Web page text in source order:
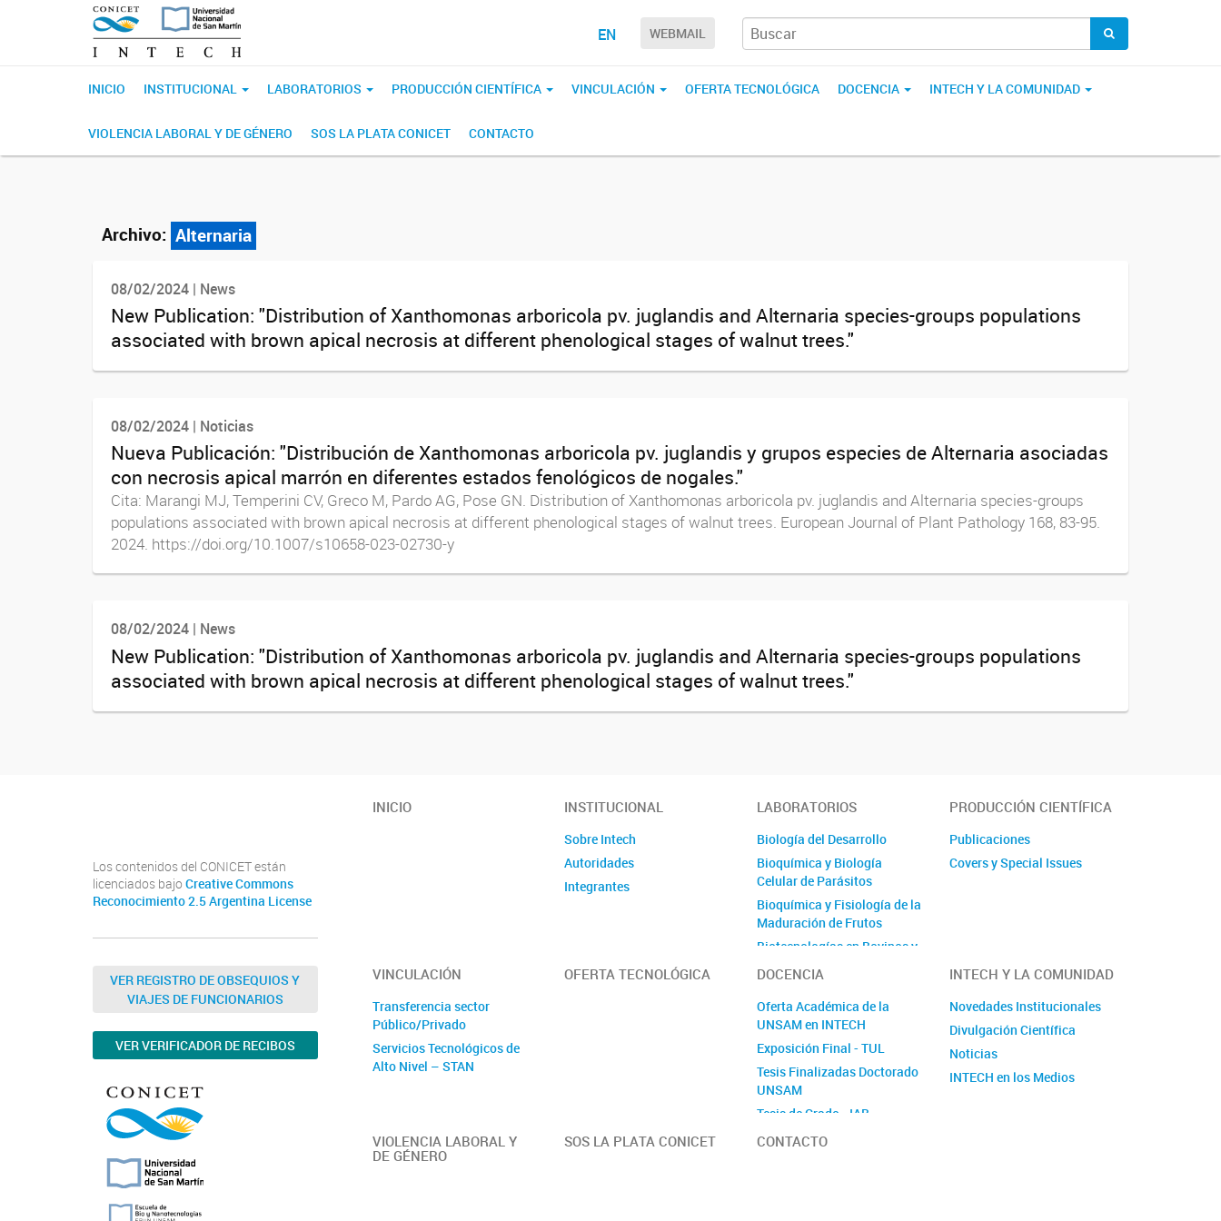
EN WEBMAIL
INICIO INSTITUCIONAL LABORATORIOS PRODUCCIÓN CIENTÍFICA VINCULACIÓN OFERTA TECNOLÓGICA DOCENCIA INTECH Y LA COMUNIDAD
VIOLENCIA LABORAL Y DE GÉNERO SOS LA PLATA CONICET CONTACTO
Archivo: Alternaria
08/02/2024 | News
New Publication: "Distribution of Xanthomonas arboricola pv. juglandis and Alternaria species-groups populations
associated with brown apical necrosis at different phenological stages of walnut trees."
08/02/2024 | Noticias
Nueva Publicación: "Distribución de Xanthomonas arboricola pv. juglandis y grupos especies de Alternaria asociadas
con necrosis apical marrón en diferentes estados fenológicos de nogales."
Cita: Marangi MJ, Temperini CV, Greco M, Pardo AG, Pose GN. Distribution of Xanthomonas arboricola pv. juglandis and Alternaria species-groups
populations associated with brown apical necrosis at different phenological stages of walnut trees. European Journal of Plant Pathology 168, 83-95.
2024. https://doi.org/10.1007/s10658-023-02730-y
08/02/2024 | News
New Publication: "Distribution of Xanthomonas arboricola pv. juglandis and Alternaria species-groups populations
associated with brown apical necrosis at different phenological stages of walnut trees."
Los contenidos del CONICET están
licenciados bajo Creative Commons
Reconocimiento 2.5 Argentina License
VER REGISTRO DE OBSEQUIOS Y
VIAJES DE FUNCIONARIOS
VER VERIFICADOR DE RECIBOS
INICIO INSTITUCIONAL
Sobre Intech
Autoridades
Integrantes
LABORATORIOS
Biología del Desarrollo
Bioquímica y Biología
Celular de Parásitos
Bioquímica y Fisiología de la
Maduración de Frutos
Biotecnologías en Bovinos y
Génica
Ecología Acuática
Ecología Microbiana
Ambiental
Estrés Abiótico y Biótico en
Plantas
Fisiología y Asistencia al
PRODUCCIÓN CIENTÍFICA
Publicaciones
Covers y Special Issues
VINCULACIÓN
Transferencia sector
Público/Privado
Servicios Tecnológicos de
Alto Nivel – STAN
OFERTA TECNOLÓGICA DOCENCIA
Oferta Académica de la
UNSAM en INTECH
Exposición Final - TUL
Tesis Finalizadas Doctorado
UNSAM
Tesis de Grado - IAB
INTECH Y LA COMUNIDAD
Novedades Institucionales
Divulgación Científica
Noticias
INTECH en los Medios
VIOLENCIA LABORAL Y
DE GÉNERO
SOS LA PLATA CONICET CONTACTO